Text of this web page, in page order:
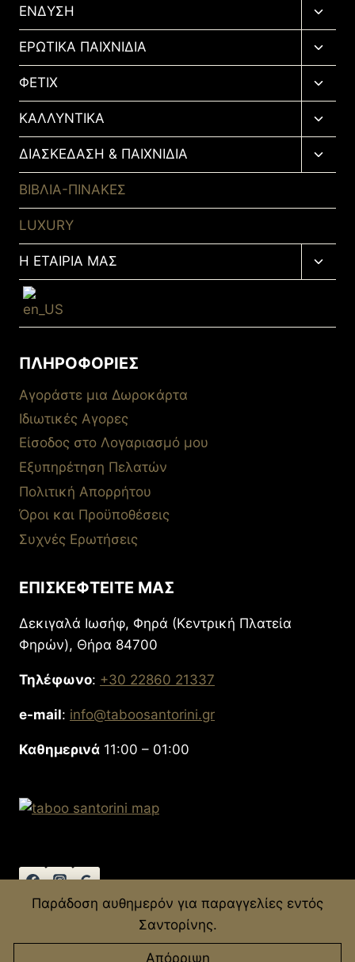
Παράδοση αυθημερόν για παραγγελίες εντός
Σαντορίνης.
Απόρριψη
ΕΝΔΥΣΗ
child
menu
ΕΡΩΤΙΚΑ ΠΑΙΧΝΙΔΙΑ
child
menu
ΦΕΤΙΧ
child
menu
ΚΑΛΛΥΝΤΙΚΑ
child
menu
ΔΙΑΣΚΕΔΑΣΗ & ΠΑΙΧΝΙΔΙΑ
child
ΒΙΒΛΙΑ-ΠΙΝΑΚΕΣ
LUXURY
Η ΕΤΑΙΡΙΑ ΜΑΣ
child
ΠΛΗΡΟΦΟΡΙΕΣ
Αγοράστε μια Δωροκάρτα
Ιδιωτικές Αγορες
Είσοδος στο Λογαριασμό μου
Εξυπηρέτηση Πελατών
Πολιτική Απορρήτου
Όροι και Προϋποθέσεις
Συχνές Ερωτήσεις
ΕΠΙΣΚΕΦΤΕΊΤΕ ΜΑΣ
Δεκιγαλά Ιωσήφ, Φηρά (Κεντρική Πλατεία
Φηρών), Θήρα 84700
Τηλέφωνο: +30 22860 21337
e-mail: info@taboosantorini.gr
Καθημερινά 11:00 – 01:00
© 2026 Taboo Santorini - Developed by
AIOServices.gr